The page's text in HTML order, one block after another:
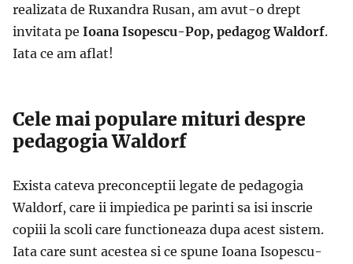
realizata de Ruxandra Rusan, am avut-o drept
invitata pe Ioana Isopescu-Pop, pedagog Waldorf.
Iata ce am aflat!
Cele mai populare mituri despre
pedagogia Waldorf
Exista cateva preconceptii legate de pedagogia
Waldorf, care ii impiedica pe parinti sa isi inscrie
copiii la scoli care functioneaza dupa acest sistem.
Iata care sunt acestea si ce spune Ioana Isopescu-